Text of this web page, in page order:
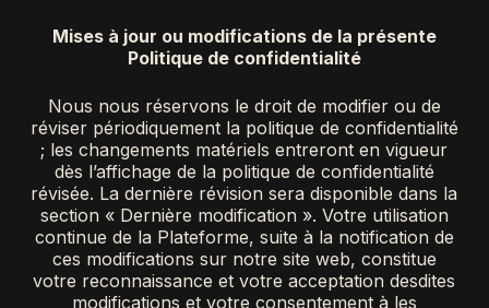
Mises à jour ou modifications de la présente
Politique de confidentialité
Nous nous réservons le droit de modifier ou de
réviser périodiquement la politique de confidentialité
; les changements matériels entreront en vigueur
dès l’affichage de la politique de confidentialité
révisée. La dernière révision sera disponible dans la
section « Dernière modification ». Votre utilisation
continue de la Plateforme, suite à la notification de
ces modifications sur notre site web, constitue
votre reconnaissance et votre acceptation desdites
modifications et votre consentement à les